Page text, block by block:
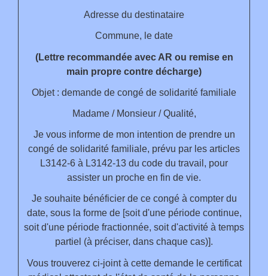
Adresse du destinataire
Commune, le date
(Lettre recommandée avec AR ou remise en
main propre contre décharge)
Objet : demande de congé de solidarité familiale
Madame/ Monsieur/Qualité,
Je vous informe de mon intention de prendre un
congé de solidarité familiale, prévu par les articles
L3142-6 à L3142-13 du code du travail, pour
assister un proche en fin de vie.
Je souhaite bénéficier de ce congé à compter du
date, sous la forme de [soit d'une période continue,
soit d'une période fractionnée, soit d'activité à temps
partiel (à préciser, dans chaque cas)].
Vous trouverez ci-joint à cette demande le certificat